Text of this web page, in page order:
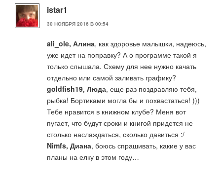
istar1
30 НОЯБРЯ 2016 В 00:54
ali_ole, Алина, как здоровье малышки, надеюсь,
уже идет на поправку? А о программе такой я
только слышала. Схему для нее нужно качать
отдельно или самой заливать графику?
goldfish19, Люда, еще раз поздравляю тебя,
рыбка! Бортиками могла бы и похвастаться! )))
Тебе нравится в книжном клубе? Меня вот
пугает, что будут сроки и книгой придется не
столько наслаждаться, сколько давиться :/
Nimfs, Диана, боюсь спрашивать, какие у вас
планы на елку в этом году…